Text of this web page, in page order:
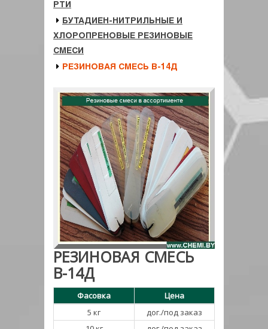
РТИ
БУТАДИЕН-НИТРИЛЬНЫЕ И
ХЛОРОПРЕНОВЫЕ РЕЗИНОВЫЕ
СМЕСИ
РЕЗИНОВАЯ СМЕСЬ В-14Д
РЕЗИНОВАЯ СМЕСЬ
В-14Д
Фасовка
Цена
5 кг
дог./под заказ